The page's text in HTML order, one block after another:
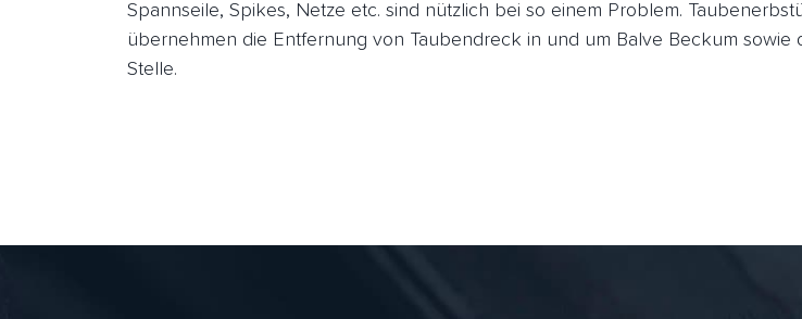
Spannseile, Spikes, Netze etc. sind nützlich bei so einem Problem.
übernehmen die Entfernung von Taubendreck in und um Balve Beckum
Stelle.